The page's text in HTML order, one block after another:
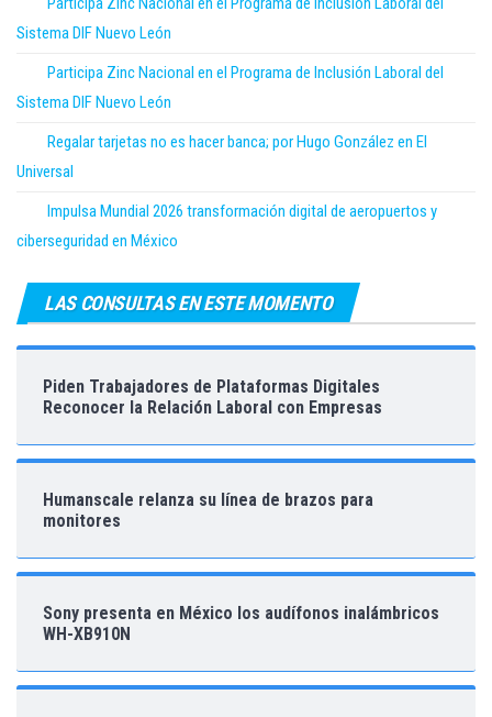
Sistema DIF Nuevo León
Participa Zinc Nacional en el Programa de Inclusión Laboral del
Sistema DIF Nuevo León
Regalar tarjetas no es hacer banca; por Hugo González en El
Universal
Impulsa Mundial 2026 transformación digital de aeropuertos y
ciberseguridad en México
LAS CONSULTAS EN ESTE MOMENTO
Piden Trabajadores de Plataformas Digitales
Reconocer la Relación Laboral con Empresas
Humanscale relanza su línea de brazos para
monitores
Sony presenta en México los audífonos inalámbricos
WH-XB910N